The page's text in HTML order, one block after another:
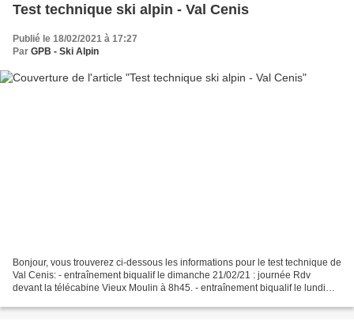
Test technique ski alpin - Val Cenis
Publié le 18/02/2021 à 17:27
Par GPB - Ski Alpin
Bonjour, vous trouverez ci-dessous les informations pour le test technique de
Val Cenis: - entraînement biqualif le dimanche 21/02/21 : journée Rdv
devant la télécabine Vieux Moulin à 8h45. - entraînement biqualif le lundi